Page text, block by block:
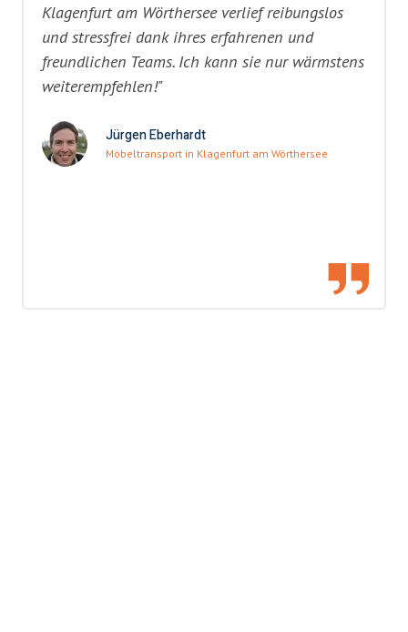
Klagenfurt am Wörthersee verlief reibungslos
und stressfrei dank ihres erfahrenen und
freundlichen Teams. Ich kann sie nur wärmstens
weiterempfehlen!"
Jürgen Eberhardt
Möbeltransport in Klagenfurt am Wörthersee